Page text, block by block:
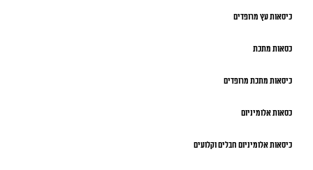
כיסאות עץ מרופדים
כסאות מתכת
כיסאות מתכת מרופדים
כסאות אלומיניום
כיסאות אלומיניום חבלים וקלועים